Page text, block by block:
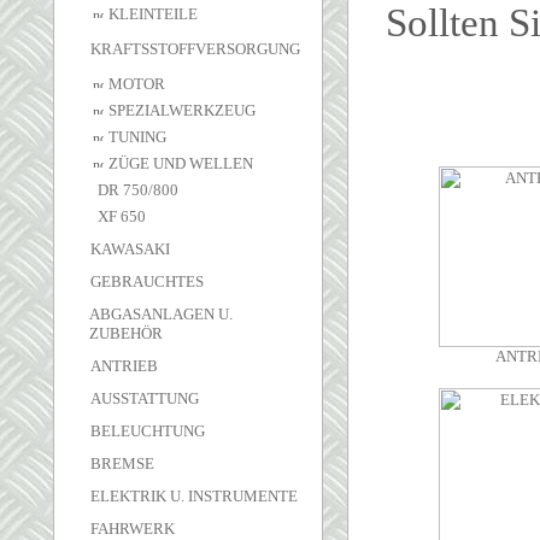
KLEINTEILE
KRAFTSSTOFFVERSORGUNG
MOTOR
SPEZIALWERKZEUG
TUNING
ZÜGE UND WELLEN
DR 750/800
XF 650
KAWASAKI
GEBRAUCHTES
ABGASANLAGEN U.
ZUBEHÖR
ANTRIEB
AUSSTATTUNG
BELEUCHTUNG
BREMSE
ELEKTRIK U. INSTRUMENTE
FAHRWERK
Sollten